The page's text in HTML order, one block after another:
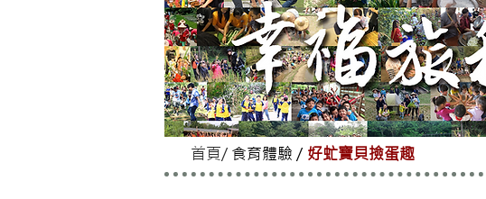
首頁/ 食育體驗 / 好虻寶貝撿蛋趣